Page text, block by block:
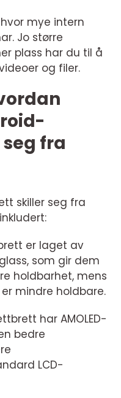
mye intern
Jo større
plass har du til å
og filer.
fra
skiller seg fra
er laget av
som gir dem
holdbarhet, mens
mindre holdbare.
har AMOLED-
bedre
LCD-